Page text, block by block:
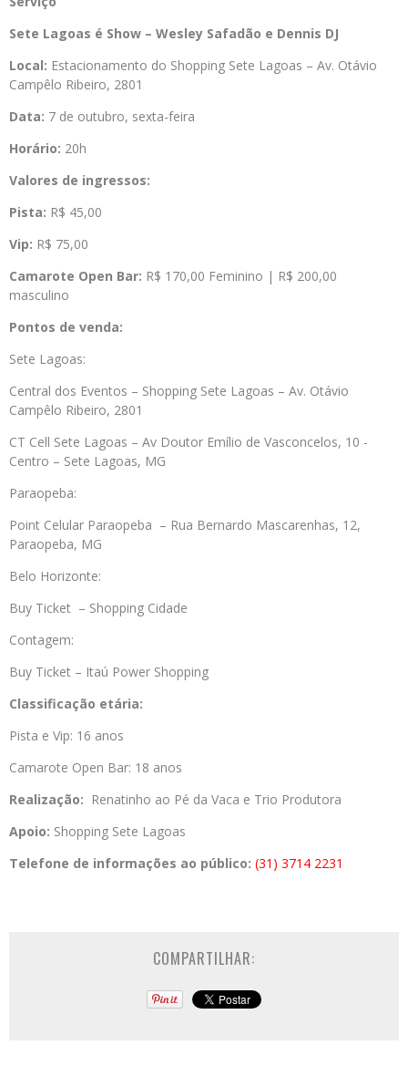
Sete Lagoas é Show – Wesley Safadão e Dennis DJ
Local: Estacionamento do Shopping Sete Lagoas – Av. Otávio
Campêlo Ribeiro, 2801
Data: 7 de outubro, sexta-feira
Horário: 20h
Valores de ingressos:
Pista: R$ 45,00
Vip: R$ 75,00
Camarote Open Bar: R$ 170,00 Feminino | R$ 200,00
masculino
Pontos de venda:
Sete Lagoas:
Central dos Eventos – Shopping Sete Lagoas – Av. Otávio
Campêlo Ribeiro, 2801
CT Cell Sete Lagoas – Av Doutor Emílio de Vasconcelos, 10 -
Centro – Sete Lagoas, MG
Paraopeba:
Point Celular Paraopeba – Rua Bernardo Mascarenhas, 12,
Paraopeba, MG
Belo Horizonte:
Buy Ticket – Shopping Cidade
Contagem:
Buy Ticket – Itaú Power Shopping
Classificação etária:
Pista e Vip: 16 anos
Camarote Open Bar: 18 anos
Realização: Renatinho ao Pé da Vaca e Trio Produtora
Apoio: Shopping Sete Lagoas
Telefone de informações ao público: (31) 3714 2231
COMPARTILHAR: